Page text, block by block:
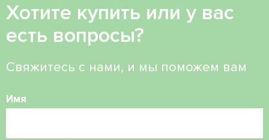
Хотите купить или у вас
есть вопросы?
Свяжитесь с нами, и мы поможем вам
Имя